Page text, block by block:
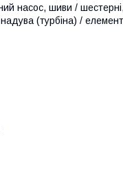
насос, шиви / шестерні,
(турбіна) /